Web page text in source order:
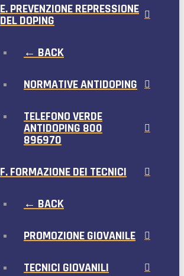
E. PREVENZIONE REPRESSIONE
DEL DOPING
← BACK
NORMATIVE ANTIDOPING
TELEFONO VERDE
ANTIDOPING 800
896970
F. FORMAZIONE DEI TECNICI
← BACK
PROMOZIONE GIOVANILE
TECNICI GIOVANILI